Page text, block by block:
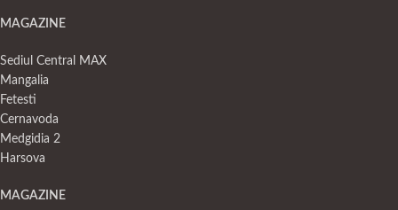
MAGAZINE
Sediul Central MAX
Mangalia
Fetesti
Cernavoda
Medgidia 2
Harsova
MAGAZINE